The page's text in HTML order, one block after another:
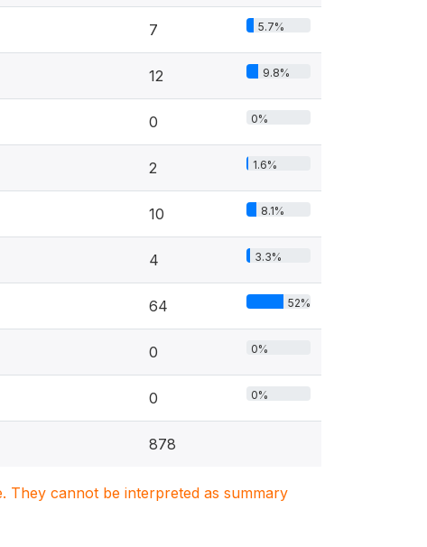
7 5.7%
12 9.8%
0 0%
2 1.6%
10 8.1%
4 3.3%
64 52%
0 0%
0 0%
878
They cannot be interpreted as summary